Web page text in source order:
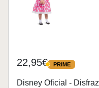
22,95€ PRIME
PRIME
Disney Oficial - Disfraz